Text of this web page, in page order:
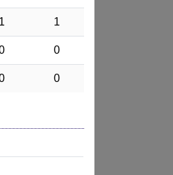
1 1
0
0